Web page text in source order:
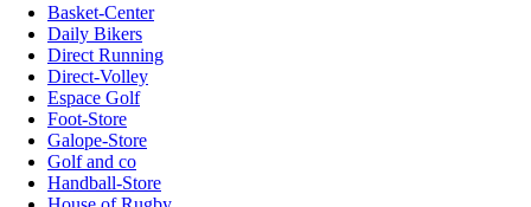
Basket-Center
Daily Bikers
Direct Running
Direct-Volley
Espace Golf
Foot-Store
Galope-Store
Golf and co
Handball-Store